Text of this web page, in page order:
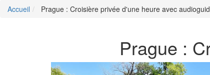
Accueil Prague : Croisière privée d'une heure avec
Prague :